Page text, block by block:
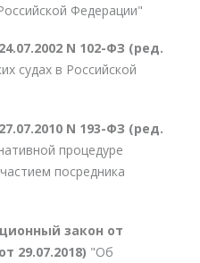
Федерации"
N 102-ФЗ (ред.
судах в Российской
N 193-ФЗ (ред.
процедуре
посредника
закон от
29.07.2018) "Об